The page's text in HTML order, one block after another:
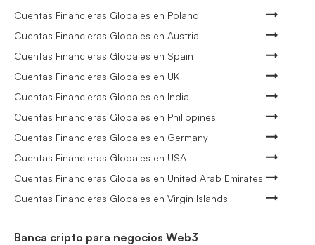
Cuentas Financieras Globales en Poland
Cuentas Financieras Globales en Austria
Cuentas Financieras Globales en Spain
Cuentas Financieras Globales en UK
Cuentas Financieras Globales en India
Cuentas Financieras Globales en Philippines
Cuentas Financieras Globales en Germany
Cuentas Financieras Globales en USA
Cuentas Financieras Globales en United Arab Emirates
Cuentas Financieras Globales en Virgin Islands
Banca cripto para negocios Web3